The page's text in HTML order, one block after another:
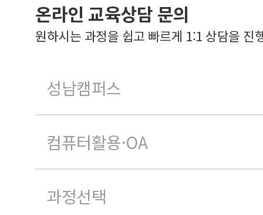
온라인 교육상담 문의
원하시는 과정을 쉽고 빠르게 1:1 상담을 진